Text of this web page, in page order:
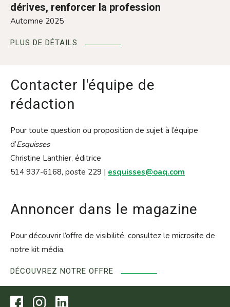
dérives, renforcer la profession
Automne 2025
PLUS DE DÉTAILS
Contacter l'équipe de
rédaction
Pour toute question ou proposition de sujet à l’équipe
d’Esquisses
Christine Lanthier, éditrice
514 937-6168, poste 229 | esquisses@oaq.com
Annoncer dans le magazine
Pour découvrir l’offre de visibilité, consultez le microsite de
notre kit média.
DÉCOUVREZ NOTRE OFFRE
VisitezVisitezVisitez